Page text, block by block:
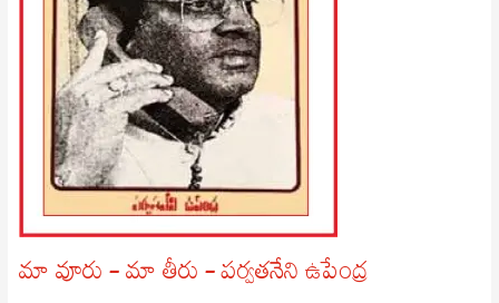
మా వూరు – మా తీరు – పర్వతనేని ఉపేంద్ర